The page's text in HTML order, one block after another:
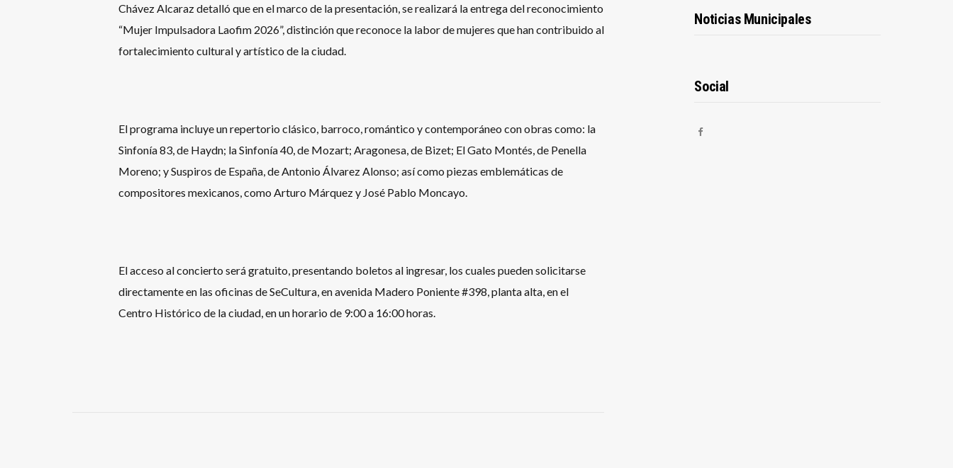
Chávez Alcaraz detalló que en el marco de la presentación, se realizará la entrega del reconocimiento
“Mujer Impulsadora Laofim 2026”, distinción que reconoce la labor de mujeres que han contribuido al
fortalecimiento cultural y artístico de la ciudad.
El programa incluye un repertorio clásico, barroco, romántico y contemporáneo con obras como: la
Sinfonía 83, de Haydn; la Sinfonía 40, de Mozart; Aragonesa, de Bizet; El Gato Montés, de Penella
Moreno; y Suspiros de España, de Antonio Álvarez Alonso; así como piezas emblemáticas de
compositores mexicanos, como Arturo Márquez y José Pablo Moncayo.
El acceso al concierto será gratuito, presentando boletos al ingresar, los cuales pueden solicitarse
directamente en las oficinas de SeCultura, en avenida Madero Poniente #398, planta alta, en el
Centro Histórico de la ciudad, en un horario de 9:00 a 16:00 horas.
Noticias Municipales
Social